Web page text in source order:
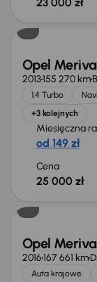
Opel Meriva
2013155 270 km
1.4 Turbo Navi
+3 kolejnych
Miesięczna
od 149 zł
Cena
25 000 zł
Opel Meriva
2016167 661 km
Auta krajowe